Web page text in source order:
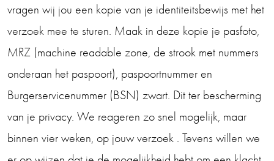
vragen wij jou een kopie van je identiteitsbewijs met het
verzoek mee te sturen. Maak in deze kopie je pasfoto,
MRZ (machine readable zone, de strook met nummers
onderaan het paspoort), paspoortnummer en
Burgerservicenummer (BSN) zwart. Dit ter bescherming
van je privacy. We reageren zo snel mogelijk, maar
binnen vier weken, op jouw verzoek . Tevens willen we